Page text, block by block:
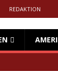
REDAKTION